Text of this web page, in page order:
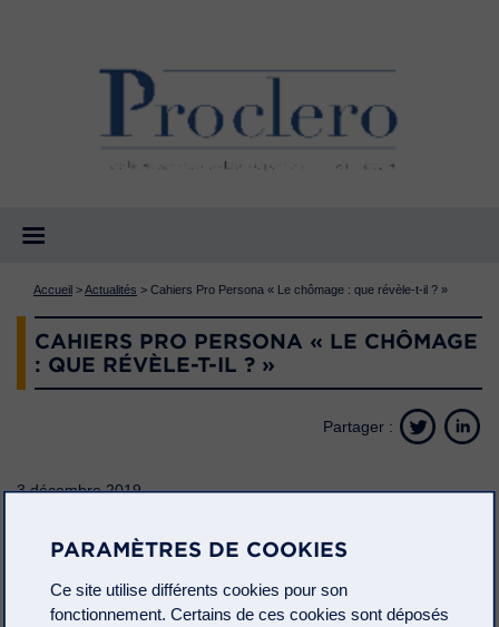
Accueil >Actualités > Cahiers Pro Persona « Le chômage : que révèle-t-il ? »
CAHIERS PRO PERSONA « LE CHÔMAGE
: QUE RÉVÈLE-T-IL ? »
Partager :
3 décembre 2019
Persona, le
PARAMÈTRES DE COOKIES
Ce site utilise différents cookies pour son
fonctionnement. Certains de ces cookies sont déposés